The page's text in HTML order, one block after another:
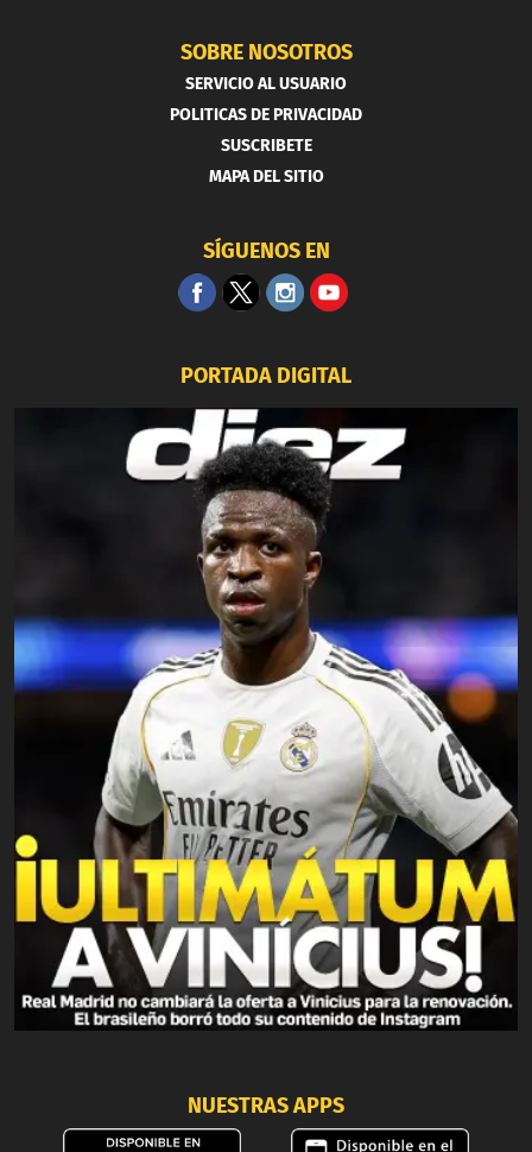
SOBRE NOSOTROS
SERVICIO AL USUARIO
POLITICAS DE PRIVACIDAD
SUSCRIBETE
MAPA DEL SITIO
SÍGUENOS EN
PORTADA DIGITAL
NUESTRAS APPS